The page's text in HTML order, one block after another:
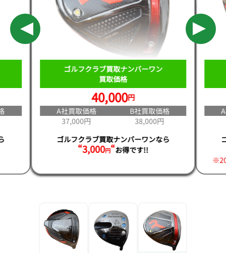
ゴルフクラブ買取ナンバーワン
買取価格
40,000円
A社買取価格
37,000円
B社買取価格
38,000円
ゴルフクラブ買取ナンバーワンなら
“3,000円“お得です!!